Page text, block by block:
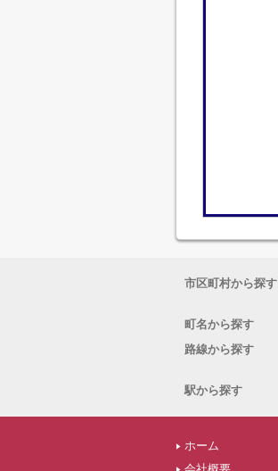
市区町村から探す
町名から探す
路線から探す
駅から探す
ホーム